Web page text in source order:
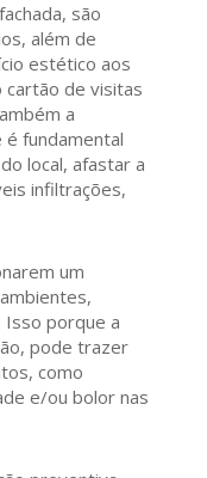
são
além de
estético aos
cartão de visitas
a
é fundamental
local, afastar a
infiltrações,
um
porque a
pode trazer
como
e/ou bolor nas